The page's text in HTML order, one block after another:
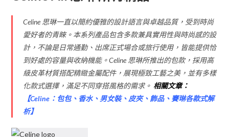
Celine 思琳一直以簡約優雅的設計語言與卓越品質，受到時尚
愛好者的青睞。本系列產品包含多款兼具實用性與時尚感的設
計，不論是日常通勤、出席正式場合或旅行使用，皆能提供恰
到好處的容量與收納機能。Celine 思琳所推出的包款，採用高
級皮革材質搭配精緻金屬配件，展現極致工藝之美，並有多樣
化款式選擇，滿足不同穿搭風格的需求。 相關文章：
【Celine：包包、香水、男女裝、皮夾、飾品、賽琳各款式解
析】